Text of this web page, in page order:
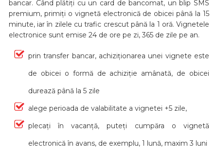
bancar. Când plătiți cu un card de bancomat, un blip SMS
premium, primiți o vignetă electronică de obicei până la 15
minute, iar în zilele cu trafic crescut până la 1 oră. Vignetele
electronice sunt emise 24 de ore pe zi, 365 de zile pe an.
prin transfer bancar, achiziționarea unei vignete este
de obicei o formă de achiziție amânată, de obicei
durează până la 5 zile
alege perioada de valabilitate a vignetei +5 zile,
plecați în vacanță, puteți cumpăra o vignetă
electronică în avans, de exemplu, 1 lună, maxim 3 luni